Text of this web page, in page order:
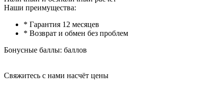
Наши преимущества:
* Гарантия 12 месяцев
* Возврат и обмен без проблем
Бонусные баллы: баллов
Свяжитесь с нами насчёт цены